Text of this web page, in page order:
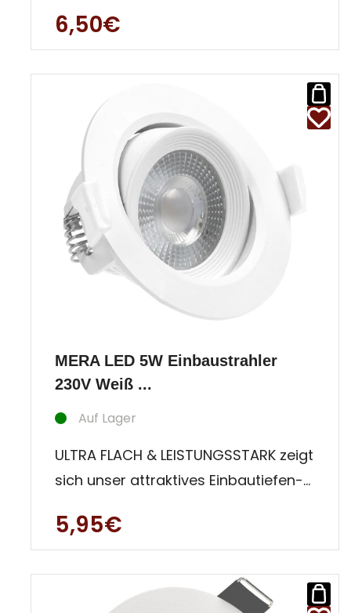
6,50€
MERA LED 5W Einbaustrahler
230V Weiß ...
Auf Lager
ULTRA FLACH & LEISTUNGSSTARK zeigt
sich unser attraktives Einbautiefen-
5,95€